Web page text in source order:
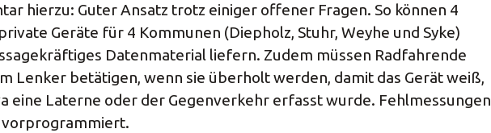
hierzu: Guter Ansatz trotz einiger offener Fragen. So können 4
Geräte für 4 Kommunen (Diepholz, Stuhr, Weyhe und Syke)
Datenmaterial liefern. Zudem müssen Radfahrende
Lenker betätigen, wenn sie überholt werden, damit das Gerät weiß,
eine Laterne oder der Gegenverkehr erfasst wurde. Fehlmessungen
vorprogrammiert.